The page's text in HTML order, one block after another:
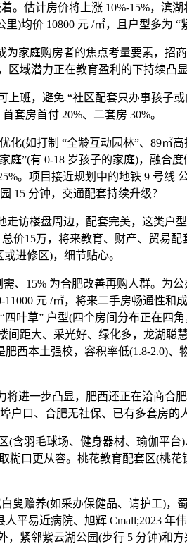
。估计房价将上涨 10%-15%，滨
)均价 10800 元 /㎡，且户型多为 “
庭购房者的焦点考量要素，招
域潜力正在教育盈利的下持续凸
，避免 “社区配套只办事孩子
套房首付 20%、二套房 30%。
如打制 “全龄互动园林”、89㎡
庭”(有 0-18 岁孩子的家庭)，融
。项目接近规划中的地铁 9 号
15 分钟，交通配套持续升级？
楼盘周边，配套完美，这类户
价15万，将来教育、财产、贸易
进修区)，细节贴心。
15% 为合肥改善再购人群。为
元 /㎡，将来二手房畅通性
四叶草” 户型(四个房间分布正在
间距大、采光好、绿化多，龙湖
西本土强校，容积率低(1.8-2.0)
一步凸显，肥西还正在洽商合
户口、合肥无社保、已有多套房的
羽毛球场、健身器材、瑜伽平台
糊口更从容。桃花教育配套区(桃
赡养(如采办保健品、请护工)，
平易近病院、旭辉 Cmall;2023
紧邻紫云湖公园(步行 5 分钟)和